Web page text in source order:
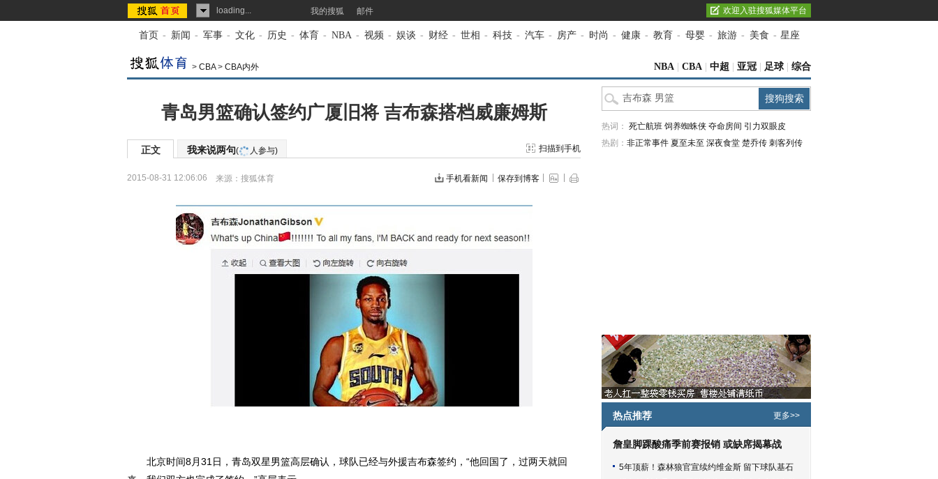
loading... 我的搜狐 邮件 欢迎入驻搜狐媒体平台
首页 - 新闻 - 军事 - 文化 - 历史 - 体育 - NBA - 视频 - 娱谈 - 财经 - 世相 - 科技 - 汽车 - 房产 - 时尚 - 健康 - 教育 - 母婴 - 旅游 - 美食 - 星座
> CBA> CBA内外 NBA CBA 中超 亚冠 足球 综合
青岛男篮确认签约广厦旧将 吉布森搭档威廉姆斯
正文 我来说两句( 人参与) 扫描到手机
2015-08-31 12:06:06 来源： 搜狐体育 手机看新闻 保存到博客
北京时间8月31日，青岛双星男篮高层确认，球队已经与外援吉布森签约，“他回国了，过两天就回
热词： 死亡航班 饲养蜘蛛侠 夺命房间 引力双眼皮
热剧： 非正常事件 夏至未至 深夜食堂 楚乔传 刺客列传
热点推荐 更多>>
詹皇脚踝酸痛季前赛报销 或缺席揭幕战
5年顶薪！森林狼官宣续约维金斯 留下球队基石